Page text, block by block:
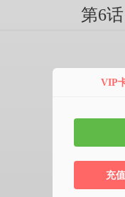
第6
VIP
充